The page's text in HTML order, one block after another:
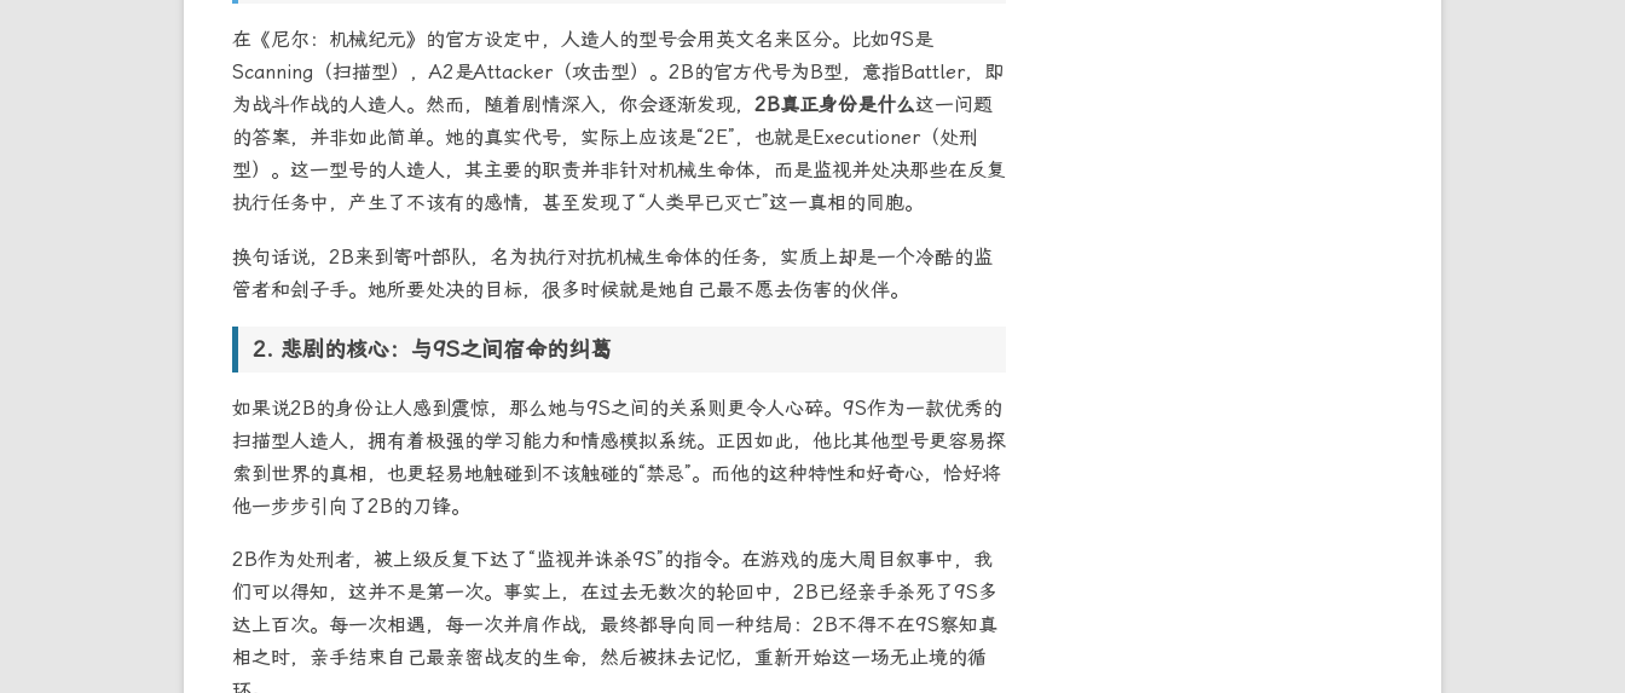
在《尼尔：机械纪元》的官方设定中，人造人的型号会用英文名来区分。比如9S是
Scanning（扫描型），A2是Attacker（攻击型）。2B的官方代号为B型，意指Battler，即
为战斗作战的人造人。然而，随着剧情深入，你会逐渐发现， 2B真正身份是什么这一问题
的答案，并非如此简单。她的真实代号，实际上应该是“2E”，也就是Executioner（处刑
型）。这一型号的人造人，其主要的职责并非针对机械生命体，而是监视并处决那些在反复
执行任务中，产生了不该有的感情，甚至发现了“人类早已灭亡”这一真相的同胞。
换句话说，2B来到寄叶部队，名为执行对抗机械生命体的任务，实质上却是一个冷酷的监
管者和刽子手。她所要处决的目标，很多时候就是她自己最不愿去伤害的伙伴。
悲剧的核心：与9S之间宿命的纠葛
如果说2B的身份让人感到震惊，那么她与9S之间的关系则更令人心碎。9S作为一款优秀的
扫描型人造人，拥有着极强的学习能力和情感模拟系统。正因如此，他比其他型号更容易探
索到世界的真相，也更轻易地触碰到不该触碰的“禁忌”。而他的这种特性和好奇心，恰好将
他一步步引向了2B的刀锋。
2B作为处刑者，被上级反复下达了“监视并诛杀9S”的指令。在游戏的庞大周目叙事中，我
们可以得知，这并不是第一次。事实上，在过去无数次的轮回中，2B已经亲手杀死了9S多
达上百次。每一次相遇，每一次并肩作战，最终都导向同一种结局：2B不得不在9S察知真
相之时，亲手结束自己最亲密战友的生命，然后被抹去记忆，重新开始这一场无止境的循